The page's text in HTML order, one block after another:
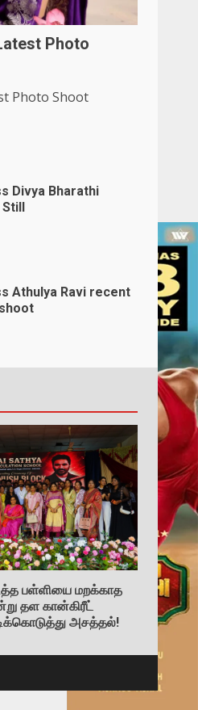
Photo
Photo Shoot
Divya Bharathi
Athulya Ravi recent
பள்ளியை மறக்காத
தள கான்கிரீட்
அசத்தல்!